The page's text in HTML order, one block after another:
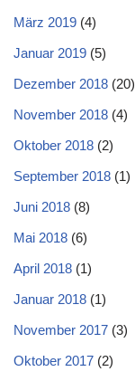
März 2019 (4)
Januar 2019 (5)
Dezember 2018 (20)
November 2018 (4)
Oktober 2018 (2)
September 2018 (1)
Juni 2018 (8)
Mai 2018 (6)
April 2018 (1)
Januar 2018 (1)
November 2017 (3)
Oktober 2017 (2)